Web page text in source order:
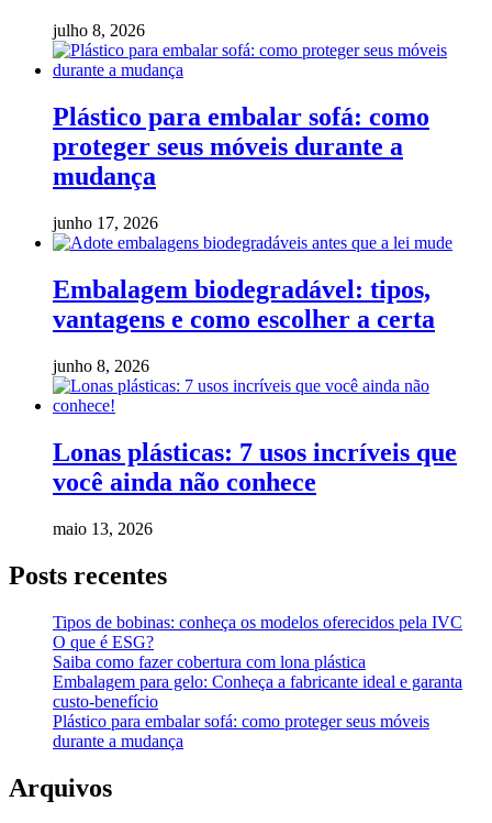
julho 8, 2026
Plástico para embalar sofá: como
proteger seus móveis durante a
mudança
junho 17, 2026
Embalagem biodegradável: tipos,
vantagens e como escolher a certa
junho 8, 2026
Lonas plásticas: 7 usos incríveis que
você ainda não conhece
maio 13, 2026
Posts recentes
Tipos de bobinas: conheça os modelos oferecidos pela IVC
O que é ESG?
Saiba como fazer cobertura com lona plástica
Embalagem para gelo: Conheça a fabricante ideal e garanta
custo-benefício
Plástico para embalar sofá: como proteger seus móveis
durante a mudança
Arquivos